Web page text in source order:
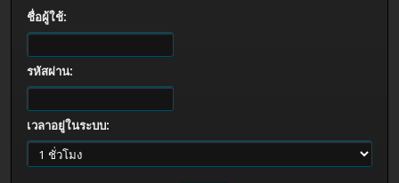
ชื่อผู้ใช้:
รหัสผ่าน:
เวลาอยู่ในระบบ: